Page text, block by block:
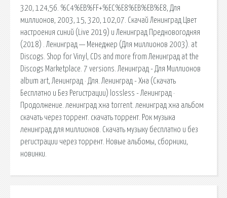
320, 124,56. %C4%EB%FF+%EC%E8%EB%EB%E8, Для
миллионов, 2003, 15, 320, 102,07. Скачай Ленинград Цвет
настроения синий (Live 2019) и Ленинград Предновогодняя
(2018) . Ленинград — Менеджер (Для миллионов 2003). at
Discogs. Shop for Vinyl, CDs and more from Ленинград at the
Discogs Marketplace. 7 versions. Ленинград - Для Миллионов
album art, Ленинград · Для. Ленинград - Хна (Скачать
Бесплатно и Без Регистрации) lossless - Ленинград ·
Продолжение. ленинград хна torrent. ленинград хна альбом
скачать через торрент. скачать торрент. Рок музыка
ленинград для миллионов. Скачать музыку бесплатно и без
регистрации через торрент. Новые альбомы, сборники,
новинки.